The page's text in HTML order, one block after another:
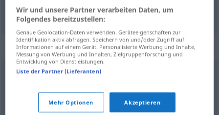
(lob)preisen enaltecer FIG
Synonyme für "enaltecer"
preconizar,elogiar
Wir und unsere Partner verarbeiten Daten, um
Folgendes bereitzustellen:
Genaue Geolocation-Daten verwenden. Geräteeigenschaften zur
Identifikation aktiv abfragen. Speichern von und/oder Zugriff auf
Informationen auf einem Gerät. Personalisierte Werbung und Inhalte,
Messung von Werbung und Inhalten, Zielgruppenforschung und
Entwicklung von Dienstleistungen.
Liste der Partner (Lieferanten)
Mehr Optionen Akzeptieren